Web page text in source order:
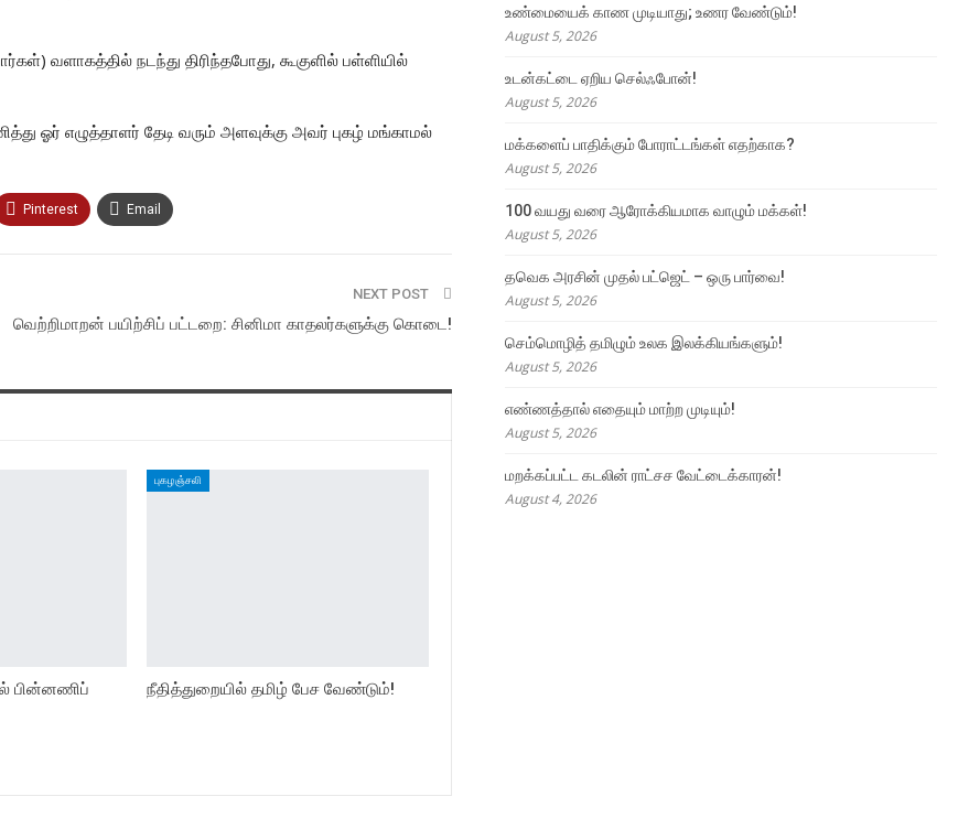
வளாகத்தில் நடந்து திரிந்தபோது, கூகுளில் பள்ளியில்
ஓர் எழுத்தாளர் தேடி வரும் அளவுக்கு அவர் புகழ் மங்காமல்
Pinterest Email
NEXT POST
வெற்றிமாறன் பயிற்சிப் பட்டறை: சினிமா காதலர்களுக்கு கொடை!
பின்னணிப்
புகழஞ்சலி
நீதித்துறையில் தமிழ் பேச வேண்டும்!
உண்மையைக் காண முடியாது; உணர வேண்டும்!
August 5, 2026
உடன்கட்டை ஏறிய செல்ஃபோன்!
August 5, 2026
மக்களைப் பாதிக்கும் போராட்டங்கள் எதற்காக?
August 5, 2026
100 வயது வரை ஆரோக்கியமாக வாழும் மக்கள்!
August 5, 2026
தவெக அரசின் முதல் பட்ஜெட் – ஒரு பார்வை!
August 5, 2026
செம்மொழித் தமிழும் உலக இலக்கியங்களும்!
August 5, 2026
எண்ணத்தால் எதையும் மாற்ற முடியும்!
August 5, 2026
மறக்கப்பட்ட கடலின் ராட்சச வேட்டைக்காரன்!
August 4, 2026